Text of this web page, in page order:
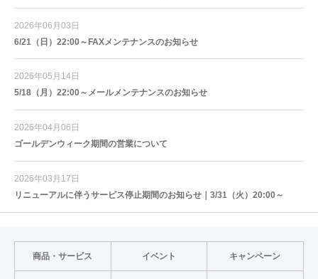
2026年06月03日
6/21（日）22:00～FAXメンテナンスのお知らせ
2026年05月14日
5/18（月）22:00～メールメンテナンスのお知らせ
2026年04月06日
ゴールデンウィーク期間の営業について
2026年03月17日
リニューアルに伴うサービス停止期間のお知らせ｜3/31（火）20:00～
商品・サービス イベント キャンペーン